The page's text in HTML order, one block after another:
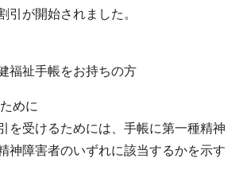
引が開始されました。
祉手帳をお持ちの方
めに
受けるためには、手帳に第一種精神
神障害者のいずれに該当するかを示す